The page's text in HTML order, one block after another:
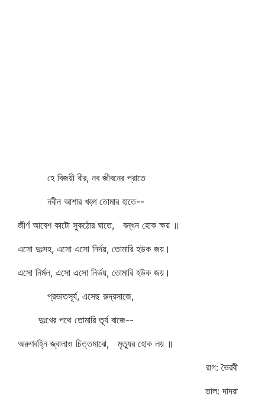
হে বিজয়ী বীর, নব জীবনের প্রাতে
নবীন আশার খড়্গ তোমার হাতে--
জীর্ণ আবেশ কাটো সুকঠোর ঘাতে, বন্ধন হোক ক্ষয় ॥
এসো দুঃসহ, এসো এসো নির্দয়, তোমারি হউক জয়।
এসো নির্মল, এসো এসো নির্ভয়, তোমারি হউক জয়।
প্রভাতসূর্য, এসেছ রুদ্রসাজে,
দুঃখের পথে তোমারি তূর্য বাজে--
অরুণবহ্নি জ্বালাও চিত্তমাঝে, মৃত্যুর হোক লয় ॥
রাগ: ভৈরবী
তাল: দাদরা